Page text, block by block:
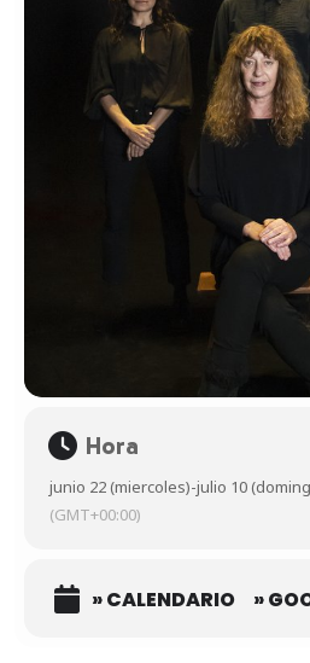
Hora
junio 22 (miercoles)-julio 10
(GMT+00:00)
» CALENDARIO »